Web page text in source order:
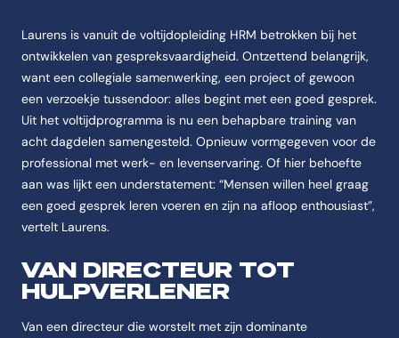
Laurens is vanuit de voltijdopleiding HRM betrokken bij het
ontwikkelen van gespreksvaardigheid. Ontzettend belangrijk,
want een collegiale samenwerking, een project of gewoon
een verzoekje tussendoor: alles begint met een goed gesprek.
Uit het voltijdprogramma is nu een behapbare training van
acht dagdelen samengesteld. Opnieuw vormgegeven voor de
professional met werk- en levenservaring. Of hier behoefte
aan was lijkt een understatement: “Mensen willen heel graag
een goed gesprek leren voeren en zijn na afloop enthousiast”,
vertelt Laurens.
VAN DIRECTEUR TOT
HULPVERLENER
Van een directeur die worstelt met zijn dominante